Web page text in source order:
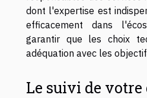
dont l'expertise est
efficacement dans
garantir que les choix
adéquation avec les
Le suivi de votre